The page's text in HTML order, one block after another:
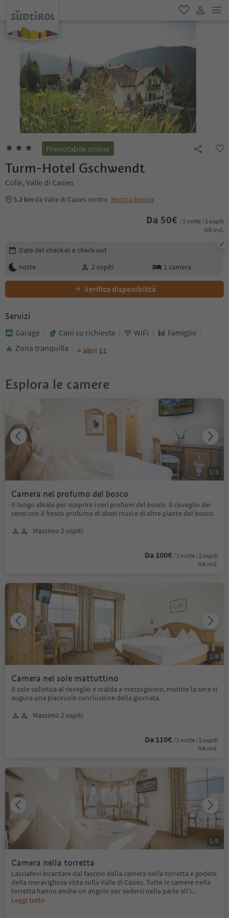
favoriti
Prenotabile online
Turm-Hotel Gschwendt
Colle, Valle di Casies
5.2 km da Valle di Casies centro Mostra Mappa
Da 50€ / 1 notte / 2 ospiti
IVA incl.
Modifica i dettagli della prenotazione
Date del check-in e check-out
notte
2 ospiti 1 camera
Verifica disponibilità
Servizi
Garage Cani su richiesta WiFi
Famiglie
Zona tranquilla
+ altri 11
Esplora le camere
Camera nel profumo del bosco
Il luogo ideale per scoprire i veri profumi del bosco. Il risveglio dei
sensi con il fresco profumo di abeti rossi e di altre piante del bosco.
Massimo 2 ospiti
Da 100€ / 1 notte / 2 ospiti
IVA incl.
1/3
Camera nel sole mattuttino
Il sole solletica al risveglio e scalda a mezzogiorno, mentre la sera vi
augura una piacevole conclusione della giornata.
Massimo 2 ospiti
Da 110€ / 1 notte / 2 ospiti
IVA incl.
1/4
Camera nella torretta
Lasciatevi incantare dal fascino della camera nella torretta e godete
della meravigliosa vista sulla Valle di Casies. Tutte le camere nella
torretta hanno anche un angolo per sedersi nella parte all’i...
Leggi tutto
1/4